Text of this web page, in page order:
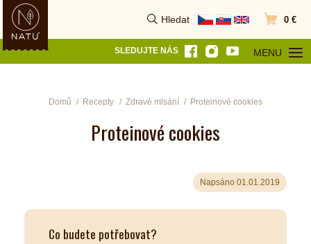
Hledat
Vyhledat Přejít do
0 €
SLEDUJTE NÁS MENU
OTEVŘÍT
Domů Recepty Zdravé mlsání Proteinové cookies
Proteinové cookies
Napsáno 01.01.2019
Co budete potřebovat?